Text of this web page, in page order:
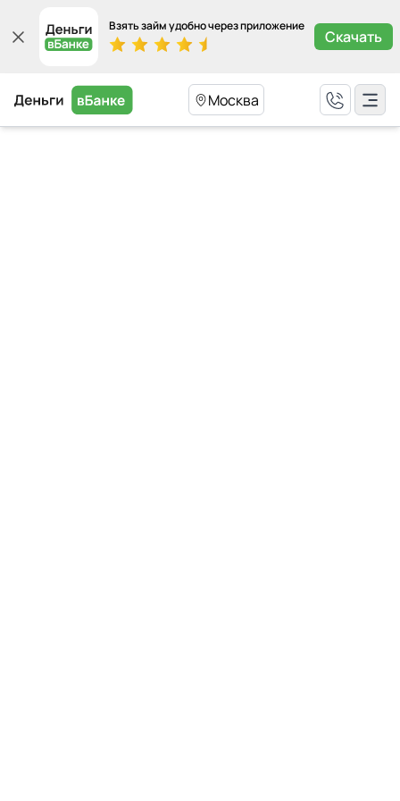
Взять займ удобно через приложение
Скачать
Москва